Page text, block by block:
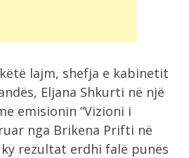
lajm, shefja e kabinetit
Eljana Shkurti në një
emisionin “Vizioni i
nga Brikena Prifti në
rezultat erdhi falë punës